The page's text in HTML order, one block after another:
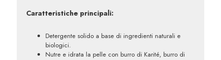
Caratteristiche principali:
Detergente solido a base di ingredienti naturali e
biologici.
Nutre e idrata la pelle con burro di Karité, burro di